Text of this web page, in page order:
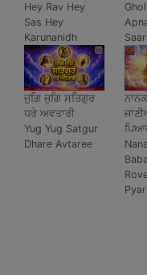
Hey Rav Hey
Sas Hey
Karunanidh
ਜੁਗਿ ਜੁਗਿ ਸਤਿਗੁਰ
ਧਰੇ ਅਵਤਾਰੀ
Yug Yug Satgur
Dhare Avtaree